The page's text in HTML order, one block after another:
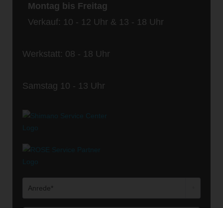
Montag bis Freitag
Verkauf: 10 - 12 Uhr & 13 - 18 Uhr
Werkstatt: 08 - 18 Uhr
Samstag 10 - 13 Uhr